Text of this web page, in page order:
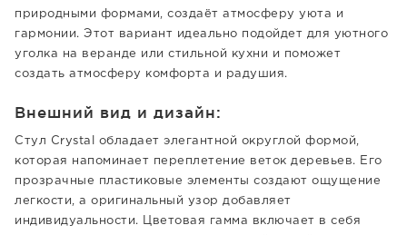
природными формами, создаёт атмосферу уюта и
гармонии. Этот вариант идеально подойдет для уютного
уголка на веранде или стильной кухни и поможет
создать атмосферу комфорта и радушия.
Внешний вид и дизайн:
Стул Crystal обладает элегантной округлой формой,
которая напоминает переплетение веток деревьев. Его
прозрачные пластиковые элементы создают ощущение
легкости, а оригинальный узор добавляет
индивидуальности. Цветовая гамма включает в себя